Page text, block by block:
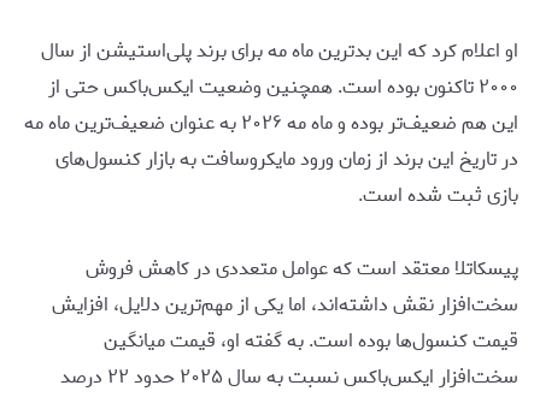
او اعلام کرد که این بدترین ماه مه برای برند پلی‌استیشن از سال
۲۰۰۰ تاکنون بوده است. همچنین وضعیت ایکس‌باکس حتی از
این هم ضعیف‌تر بوده و ماه مه ۲۰۲۶ به عنوان ضعیف‌ترین ماه مه
در تاریخ این برند از زمان ورود مایکروسافت به بازار کنسول‌های
بازی ثبت شده است.
پیسکاتلا معتقد است که عوامل متعددی در کاهش فروش
سخت‌افزار نقش داشته‌اند، اما یکی از مهم‌ترین دلایل، افزایش
قیمت کنسول‌ها بوده است. به گفته او، قیمت میانگین
سخت‌افزار ایکس‌باکس نسبت به سال ۲۰۲۵ حدود ۲۲ درصد